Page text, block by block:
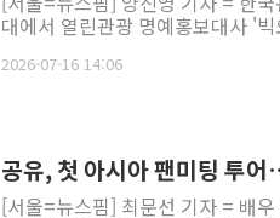
대에서 열린관광 명예홍보대사 '
2026-07-16 14:06
공유, 첫 아시아 팬미팅 투
[서울=뉴스핌] 최문선 기자 = 배